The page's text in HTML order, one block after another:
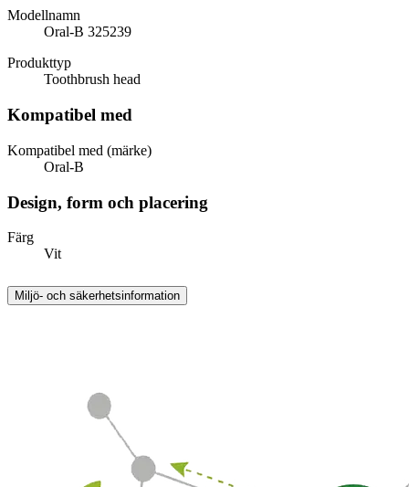
Modellnamn
Oral-B 325239
Produkttyp
Toothbrush head
Kompatibel med
Kompatibel med (märke)
Oral-B
Design, form och placering
Färg
Vit
Miljö- och säkerhetsinformation